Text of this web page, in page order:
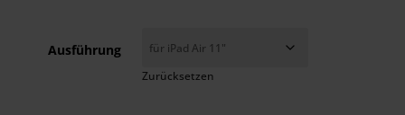
Ausführung
Zurücksetzen